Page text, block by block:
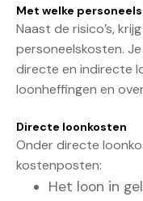
Met welke
Naast de risico’s,
personeelskosten.
directe en indirecte
loonheffingen en
Directe loonkosten
Onder directe
kostenposten:
Het loon in